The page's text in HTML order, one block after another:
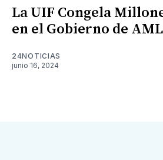
La UIF Congela
en el Gobierno de
24NOTICIAS
junio 16, 2024